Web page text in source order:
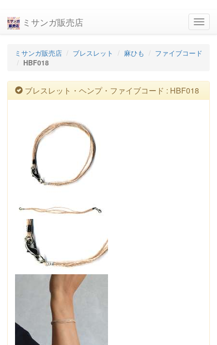
ミサンガ販売店
ミサンガ販売店 ブレスレット 麻ひも
ファイブコード
HBF018
ブレスレット・ヘンプ・ファイブコード : HBF018